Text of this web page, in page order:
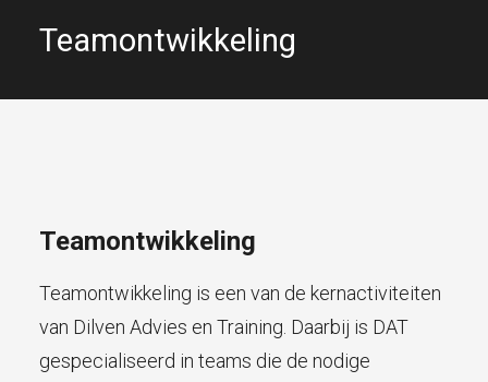
Teamontwikkeling
Teamontwikkeling
Teamontwikkeling is een van de kernactiviteiten
van Dilven Advies en Training. Daarbij is DAT
gespecialiseerd in teams die de nodige